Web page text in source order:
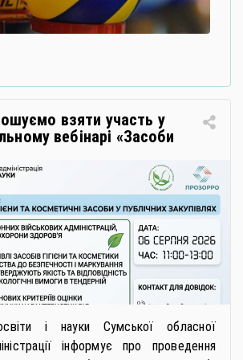
взяти участь у
вебінарі «Засоби
гігієни та косметичні
публічних закупівлях: як
вимоги та обрати
і якісну продукцію»
і науки Сумської обласної
інформує про проведення